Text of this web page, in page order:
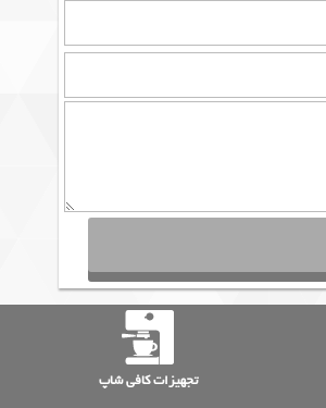
تجهیزات کافی شاپ